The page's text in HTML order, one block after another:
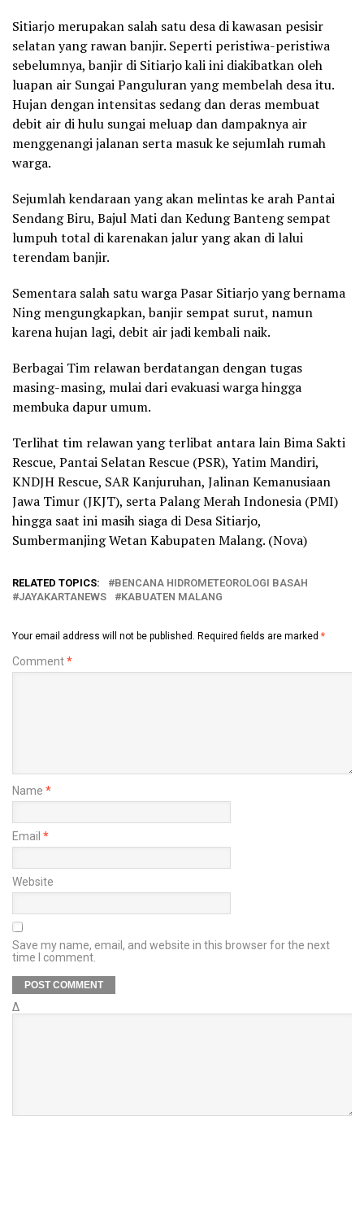
Sitiarjo merupakan salah satu desa di kawasan pesisir
selatan yang rawan banjir. Seperti peristiwa-peristiwa
sebelumnya, banjir di Sitiarjo kali ini diakibatkan oleh
luapan air Sungai Panguluran yang membelah desa itu.
Hujan dengan intensitas sedang dan deras membuat
debit air di hulu sungai meluap dan dampaknya air
menggenangi jalanan serta masuk ke sejumlah rumah
warga.
Sejumlah kendaraan yang akan melintas ke arah Pantai
Sendang Biru, Bajul Mati dan Kedung Banteng sempat
lumpuh total di karenakan jalur yang akan di lalui
terendam banjir.
Sementara salah satu warga Pasar Sitiarjo yang bernama
Ning mengungkapkan, banjir sempat surut, namun
karena hujan lagi, debit air jadi kembali naik.
Berbagai Tim relawan berdatangan dengan tugas
masing-masing, mulai dari evakuasi warga hingga
membuka dapur umum.
Terlihat tim relawan yang terlibat antara lain Bima Sakti
Rescue, Pantai Selatan Rescue (PSR), Yatim Mandiri,
KNDJH Rescue, SAR Kanjuruhan, Jalinan Kemanusiaan
Jawa Timur (JKJT), serta Palang Merah Indonesia (PMI)
hingga saat ini masih siaga di Desa Sitiarjo,
Sumbermanjing Wetan Kabupaten Malang. (Nova)
RELATED TOPICS:
BENCANA HIDROMETEOROLOGI BASAH
JAYAKARTANEWS
KABUATEN MALANG
Your email address will not be published. Required fields are marked *
Comment*
Name *
Email *
Website
Save my name, email, and website in this browser for the next
time I comment.
Δ